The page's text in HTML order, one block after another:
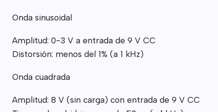
Onda sinusoidal
Amplitud: 0-3 V a entrada de 9 V CC
Distorsión: menos del 1% (a 1 kHz)
Onda cuadrada
Amplitud: 8 V (sin carga) con entrada de 9 V CC